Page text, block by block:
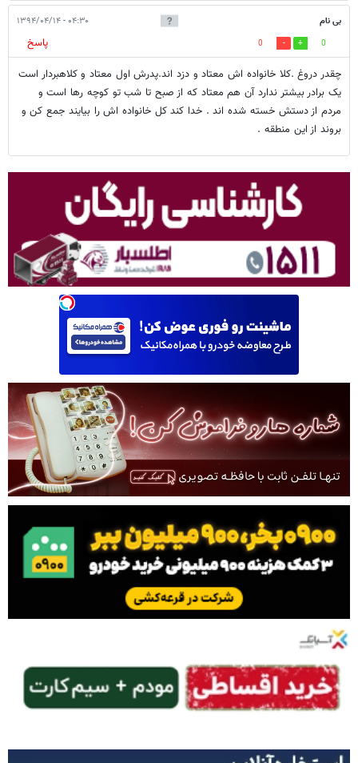
بی نام ۰۴:۳۰ - ۱۳۹۴/۰۴/۱۴
0
0
پاسخ
چقدر دروغ .کلا خانواده اش معتاد و دزد اند.پدرش اول معتاد و کلاهبردار است
یک برادر بیشتر ندارد آن هم معتاد که از صبح تا شب تو کوچه رها است و
مردم از دستش خسته شده اند . خدا کند کل خانواده اش را بیایند جمع کن و
بروند از این منطقه .